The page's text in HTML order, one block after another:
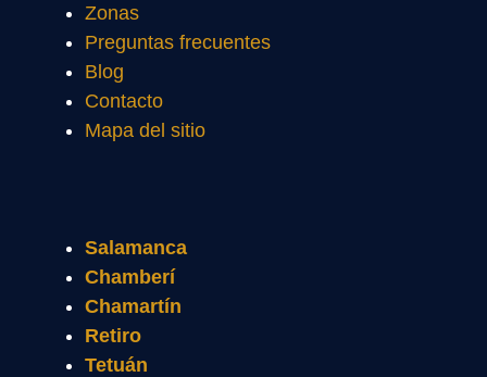
Zonas
Preguntas frecuentes
Blog
Contacto
Mapa del sitio
Salamanca
Chamberí
Chamartín
Retiro
Tetuán